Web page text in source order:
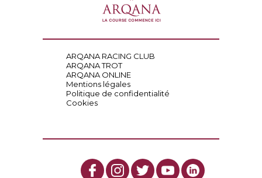
ARQANA RACING CLUB
ARQANA TROT
ARQANA ONLINE
Mentions légales
Politique de confidentialité
Cookies